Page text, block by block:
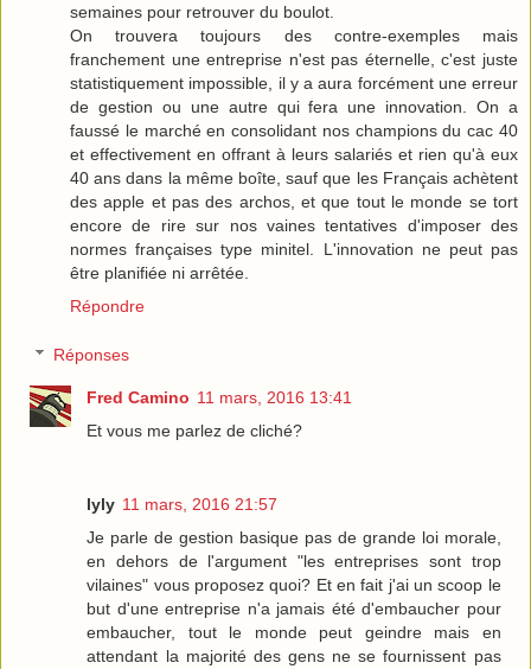
semaines pour retrouver du boulot.
On trouvera toujours des contre-exemples mais
franchement une entreprise n'est pas éternelle, c'est juste
statistiquement impossible, il y a aura forcément une erreur
de gestion ou une autre qui fera une innovation. On a
faussé le marché en consolidant nos champions du cac 40
et effectivement en offrant à leurs salariés et rien qu'à eux
40 ans dans la même boîte, sauf que les Français achètent
des apple et pas des archos, et que tout le monde se tort
encore de rire sur nos vaines tentatives d'imposer des
normes françaises type minitel. L'innovation ne peut pas
être planifiée ni arrêtée.
Répondre
Réponses
Fred Camino 11 mars, 2016 13:41
Et vous me parlez de cliché?
lyly 11 mars, 2016 21:57
Je parle de gestion basique pas de grande loi morale,
en dehors de l'argument "les entreprises sont trop
vilaines" vous proposez quoi? Et en fait j'ai un scoop le
but d'une entreprise n'a jamais été d'embaucher pour
embaucher, tout le monde peut geindre mais en
attendant la majorité des gens ne se fournissent pas